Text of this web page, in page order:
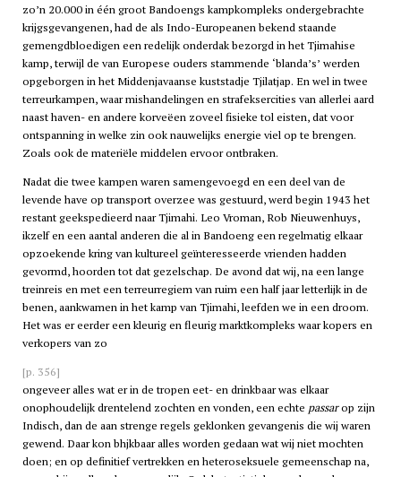
zo’n 20.000 in één groot Bandoengs kampkompleks ondergebrachte
krijgsgevangenen, had de als Indo-Europeanen bekend staande
gemengdbloedigen een redelijk onderdak bezorgd in het Tjimahise
kamp, terwijl de van Europese ouders stammende ‘blanda’s’ werden
opgeborgen in het Middenjavaanse kuststadje Tjilatjap. En wel in twee
terreurkampen, waar mishandelingen en strafeksercities van allerlei aard
naast haven- en andere korveëen zoveel fisieke tol eisten, dat voor
ontspanning in welke zin ook nauwelijks energie viel op te brengen.
Zoals ook de materiële middelen ervoor ontbraken.
Nadat die twee kampen waren samengevoegd en een deel van de
levende have op transport overzee was gestuurd, werd begin 1943 het
restant geekspedieerd naar Tjimahi. Leo Vroman, Rob Nieuwenhuys,
ikzelf en een aantal anderen die al in Bandoeng een regelmatig elkaar
opzoekende kring van kultureel geïnteresseerde vrienden hadden
gevormd, hoorden tot dat gezelschap. De avond dat wij, na een lange
treinreis en met een terreurregiem van ruim een half jaar letterlijk in de
benen, aankwamen in het kamp van Tjimahi, leefden we in een droom.
Het was er eerder een kleurig en fleurig marktkompleks waar kopers en
verkopers van zo
[p. 356]
ongeveer alles wat er in de tropen eet- en drinkbaar was elkaar
onophoudelijk drentelend zochten en vonden, een echte passarop zijn
Indisch, dan de aan strenge regels geklonken gevangenis die wij waren
gewend. Daar kon bhjkbaar alles worden gedaan wat wij niet mochten
doen; en op definitief vertrekken en heteroseksuele gemeenschap na,